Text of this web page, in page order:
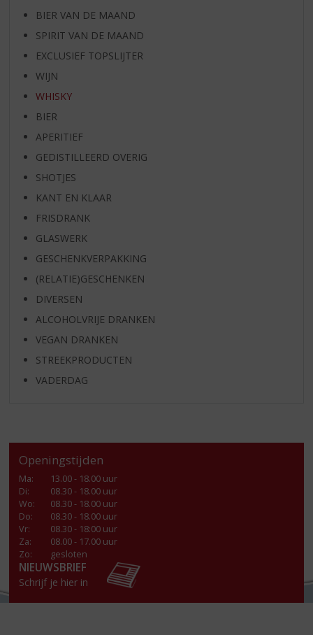
BIER VAN DE MAAND
SPIRIT VAN DE MAAND
EXCLUSIEF TOPSLIJTER
WIJN
WHISKY
BIER
APERITIEF
GEDISTILLEERD OVERIG
SHOTJES
KANT EN KLAAR
FRISDRANK
GLASWERK
GESCHENKVERPAKKING
(RELATIE)GESCHENKEN
DIVERSEN
ALCOHOLVRIJE DRANKEN
VEGAN DRANKEN
STREEKPRODUCTEN
VADERDAG
Openingstijden
Ma:
13.00 - 18.00 uur
Di:
08.30 - 18.00 uur
Wo:
08.30 - 18.00 uur
Do:
08.30 - 18.00 uur
Vr:
08.30 - 18:00 uur
Za:
08.00 - 17.00 uur
Zo:
gesloten
NIEUWSBRIEF
Schrijf je hier in